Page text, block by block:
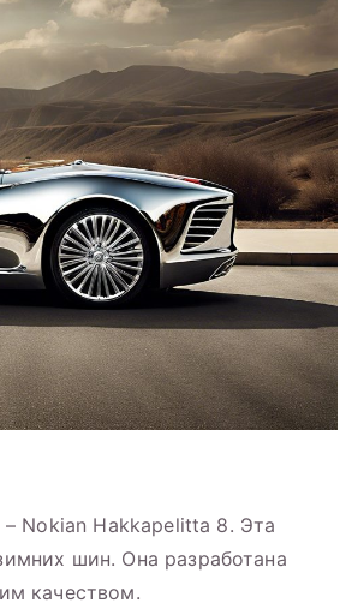
Nokian Hakkapelitta 8. Эта
шин. Она разработана
качеством.